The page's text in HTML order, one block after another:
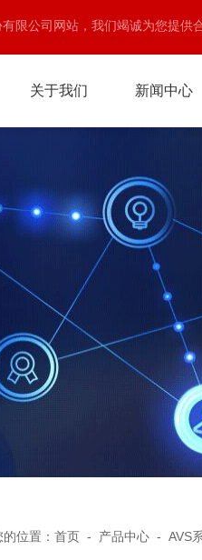
限公司网站，我们竭诚为您提供
关于我们 新闻中心
的位置：首页 - 产品中心 -AVS